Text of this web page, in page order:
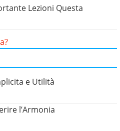
Lezioni Questa
e Utilità
l’Armonia